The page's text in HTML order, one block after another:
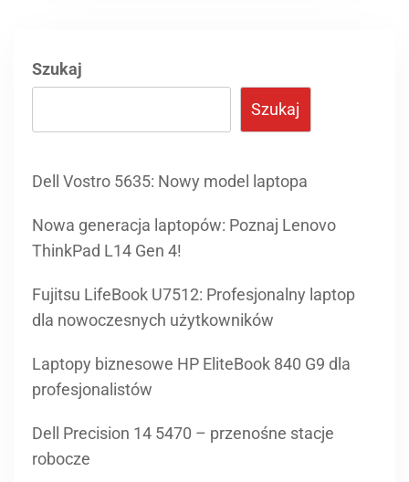
Szukaj
Szukaj
Dell Vostro 5635: Nowy model laptopa
Nowa generacja laptopów: Poznaj Lenovo
ThinkPad L14 Gen 4!
Fujitsu LifeBook U7512: Profesjonalny laptop
dla nowoczesnych użytkowników
Laptopy biznesowe HP EliteBook 840 G9 dla
profesjonalistów
Dell Precision 14 5470 – przenośne stacje
robocze